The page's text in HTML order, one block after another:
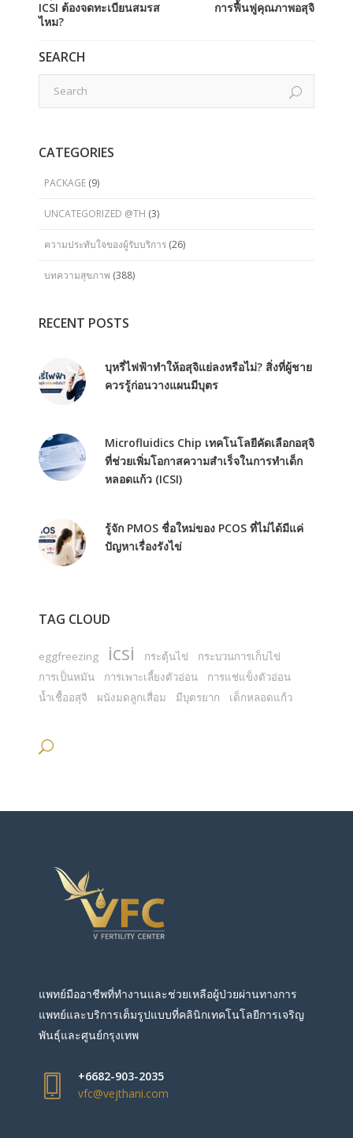
ICSI ต้องจดทะเบียนสมรส
ไหม?
การฟื้นฟูคุณภาพอสุจิ
SEARCH
CATEGORIES
PACKAGE (9)
UNCATEGORIZED @TH (3)
ความประทับใจของผู้รับบริการ (26)
บทความสุขภาพ (388)
RECENT POSTS
บุหรี่ไฟฟ้าทำให้อสุจิแย่ลงหรือไม่? สิ่งที่ผู้ชาย
ควรรู้ก่อนวางแผนมีบุตร
Microfluidics Chip เทคโนโลยีคัดเลือกอสุจิ
ที่ช่วยเพิ่มโอกาสความสำเร็จในการทำเด็ก
หลอดแก้ว (ICSI)
รู้จัก PMOS ชื่อใหม่ของ PCOS ที่ไม่ได้มีแค่
ปัญหาเรื่องรังไข่
TAG CLOUD
eggfreezing icsi กระตุ้นไข่
กระบวนการเก็บไข่
การเป็นหมัน
การเพาะเลี้ยงตัวอ่อน
การแช่แข็งตัวอ่อน
น้ำเชื้ออสุจิ
ผนังมดลูกเสื่อม มีบุตรยาก เด็กหลอดแก้ว
แพทย์มืออาชีพที่ทำงานและช่วยเหลือผู้ป่วยผ่านทางการ
แพทย์และบริการเต็มรูปแบบที่คลินิกเทคโนโลยีการเจริญ
พันธุ์และศูนย์กรุงเทพ
+6682-903-2035
vfc@vejthani.com